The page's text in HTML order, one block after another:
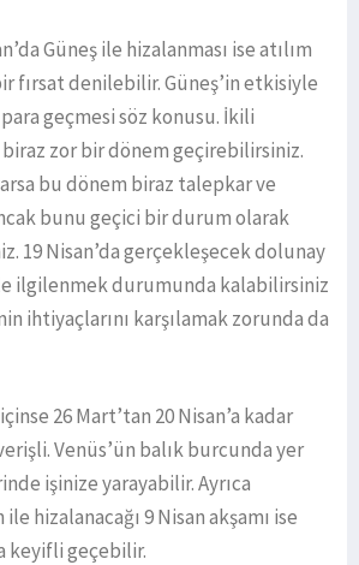
Güneş ile hizalanması ise atılım
fırsat denilebilir. Güneş’in etkisiyle
geçmesi söz konusu. İkili
zor bir dönem geçirebilirsiniz.
bu dönem biraz talepkar ve
bunu geçici bir durum olarak
19 Nisan’da gerçekleşecek dolunay
ilgilenmek durumunda kalabilirsiniz
ihtiyaçlarını karşılamak zorunda da
26 Mart’tan 20 Nisan’a kadar
Venüs’ün balık burcunda yer
işinize yarayabilir. Ayrıca
hizalanacağı 9 Nisan akşamı ise
keyifli geçebilir.